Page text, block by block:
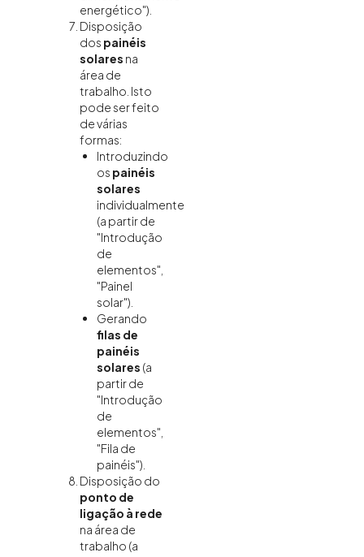
energético").
Disposição
dos painéis
solares na
área de
trabalho. Isto
pode ser feito
de várias
formas:
Introduzindo
os painéis
solares
individualmente
(a partir de
"Introdução
de
elementos",
"Painel
solar").
Gerando
filas de
painéis
solares (a
partir de
"Introdução
de
elementos",
"Fila de
painéis").
Disposição do
ponto de
ligação à rede
na área de
trabalho (a